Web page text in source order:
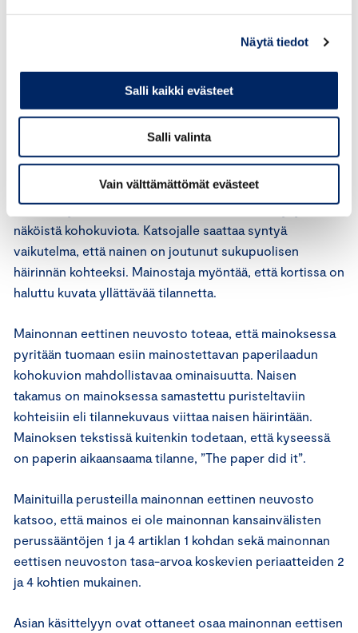
Näytä tiedot
Salli kaikki evästeet
Salli valinta
Vain välttämättömät evästeet
Mainoksessa mainostetaan Terreus-paperilaatua, jolle
aikaansaada esimerkiksi kohokuvioita. Mainoskampanjan
muissa korteissa kohokuvio on ollut esineissä, joita
Näitä ovat esimerkiksi hampurilainen, vaahtokaramelli ja
lasten pyörän puristettava äänimerkinantaja. Esillä
olevassa mainoskortissa nainen on hämmentyneen
näköinen ja hänen hameessaan on viisi sormenjäljen
näköistä kohokuviota. Katsojalle saattaa syntyä
vaikutelma, että nainen on joutunut sukupuolisen
häirinnän kohteeksi. Mainostaja myöntää, että kortissa on
haluttu kuvata yllättävää tilannetta.
Mainonnan eettinen neuvosto toteaa, että mainoksessa
pyritään tuomaan esiin mainostettavan paperilaadun
kohokuvion mahdollistavaa ominaisuutta. Naisen
takamus on mainoksessa samastettu puristeltaviin
kohteisiin eli tilannekuvaus viittaa naisen häirintään.
Mainoksen tekstissä kuitenkin todetaan, että kyseessä
on paperin aikaansaama tilanne, ”The paper did it”.
Mainituilla perusteilla mainonnan eettinen neuvosto
katsoo, että mainos ei ole mainonnan kansainvälisten
perussääntöjen 1 ja 4 artiklan 1 kohdan sekä mainonnan
eettisen neuvoston tasa-arvoa koskevien periaatteiden 2
ja 4 kohtien mukainen.
Asian käsittelyyn ovat ottaneet osaa mainonnan eettisen